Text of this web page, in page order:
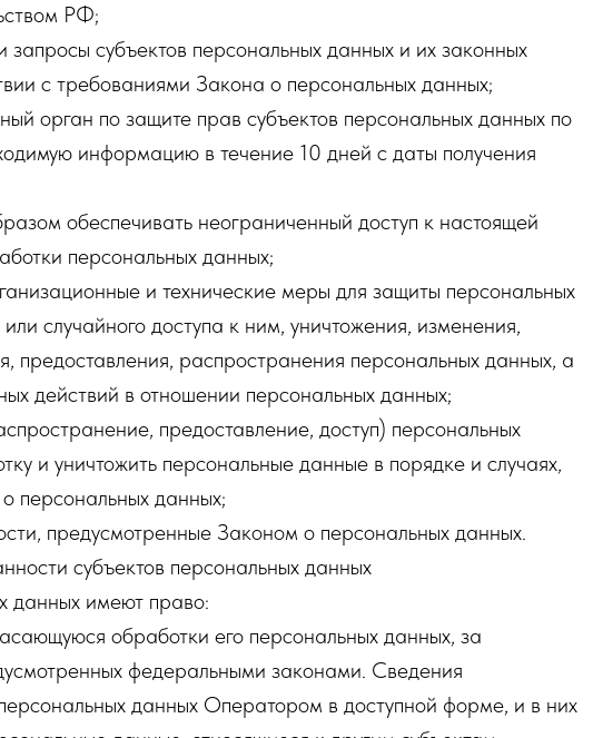
РФ;
субъектов персональных данных и их законных
с требованиями Закона о персональных данных;
орган по защите прав субъектов персональных данных по
информацию в течение 10 дней с даты получения
обеспечивать неограниченный доступ к настоящей
персональных данных;
и технические меры для защиты персональных
случайного доступа к ним, уничтожения, изменения,
предоставления, распространения персональных данных, а
действий в отношении персональных данных;
предоставление, доступ) персональных
и уничтожить персональные данные в порядке и случаях,
персональных данных;
предусмотренные Законом о персональных данных.
субъектов персональных данных
данных имеют право:
обработки его персональных данных, за
федеральными законами. Сведения
данных Оператором в доступной форме, и в них